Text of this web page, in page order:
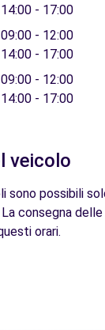
14:00 - 17:00
09:00 - 12:00
14:00 - 17:00
09:00 - 12:00
14:00 - 17:00
veicolo
sono possibili
consegna
orari.